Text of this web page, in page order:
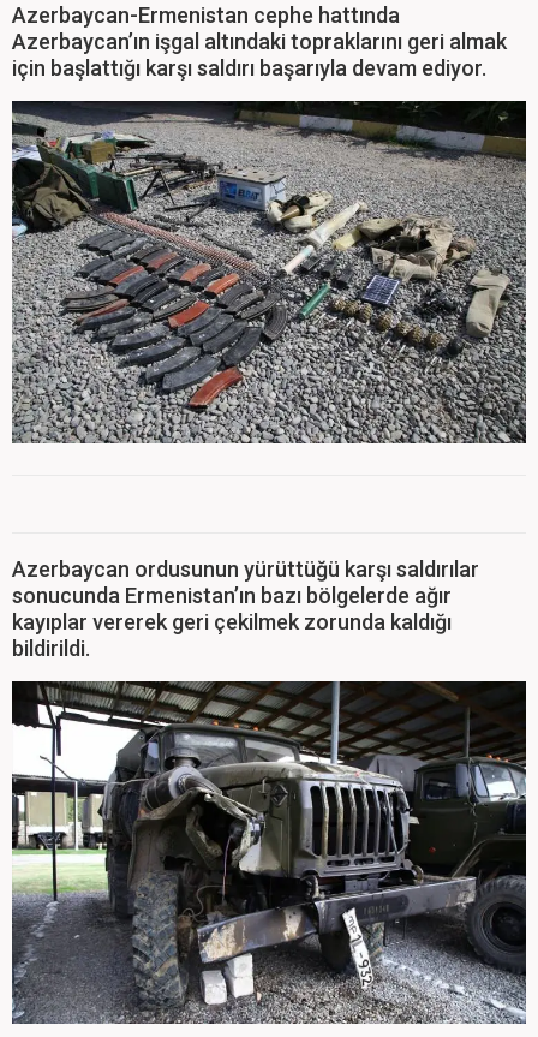
Azerbaycan-Ermenistan cephe hattında
Azerbaycan’ın işgal altındaki topraklarını geri almak
için başlattığı karşı saldırı başarıyla devam ediyor.
Azerbaycan ordusunun yürüttüğü karşı saldırılar
sonucunda Ermenistan’ın bazı bölgelerde ağır
kayıplar vererek geri çekilmek zorunda kaldığı
bildirildi.